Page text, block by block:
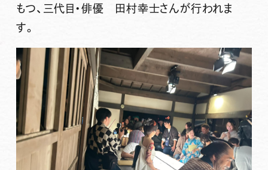
もつ、三代目・俳優 田村幸士さんが行われま
す。